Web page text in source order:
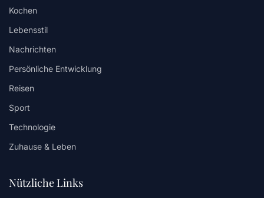
Kochen
Lebensstil
Nachrichten
Persönliche Entwicklung
Reisen
Sport
Technologie
Zuhause & Leben
Nützliche Links